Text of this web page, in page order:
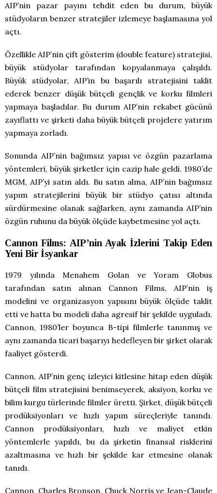
AIP’nin pazar payını tehdit eden bu durum, büyük
stüdyoların benzer stratejiler izlemeye başlamasına yol
açtı.
Özellikle AIP’nin çift gösterim (double feature) stratejisi,
büyük stüdyolar tarafından kopyalanmaya çalışıldı.
Büyük stüdyolar, AIP’in bu başarılı stratejisini taklit
ederek benzer düşük bütçeli gençlik ve korku filmleri
yapmaya başladılar. Bu durum AIP’nin rekabet gücünü
zayıflattı ve şirketi daha büyük bütçeli projelere yatırım
yapmaya zorladı.
Sonunda AIP’nin bağımsız yapısı ve özgün pazarlama
yöntemleri, büyük şirketler için cazip hale geldi. 1980’de
MGM, AIP’yi satın aldı. Bu satın alma, AIP’nin bağımsız
yapım stratejilerini büyük bir stüdyo çatısı altında
sürdürmesine olanak sağlarken, aynı zamanda AIP’nin
özgün ruhunu da büyük ölçüde kaybetmesine yol açtı.
Cannon Films: AIP’nin Ayak İzlerini Takip Eden
Yeni Bir İsyankar
1979 yılında Menahem Golan ve Yoram Globus
tarafından satın alınan Cannon Films, AIP’nin iş
modelini ve organizasyon yapısını büyük ölçüde taklit
etti ve hatta bu modeli daha agresif bir şekilde uyguladı.
Cannon, 1980’ler boyunca B-tipi filmlerle tanınmış ve
aynı zamanda ticari başarıyı hedefleyen bir şirket olarak
faaliyet gösterdi.
Cannon, AIP’nin genç izleyici kitlesine hitap eden düşük
bütçeli film stratejisini benimseyerek, aksiyon, korku ve
bilim kurgu türlerinde filmler üretti. Şirket, düşük bütçeli
prodüksiyonları ve hızlı yapım süreçleriyle tanındı.
Cannon prodüksiyonları, hızlı ve maliyet etkin
yöntemlerle yapıldı, bu da şirketin finansal risklerini
azaltmasına ve hızlı bir şekilde kar etmesine olanak
tanıdı.
Cannon, Charles Bronson, Chuck Norris ve Jean-Claude